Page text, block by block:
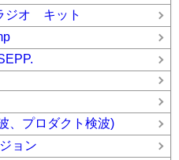
ジオ キット
、プロダクト検波)
ョン